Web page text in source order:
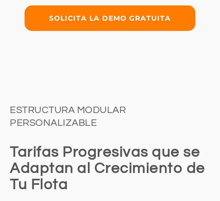
SOLICITA LA DEMO GRATUITA
ESTRUCTURA MODULAR
PERSONALIZABLE
Tarifas Progresivas que se
Adaptan al Crecimiento de
Tu Flota